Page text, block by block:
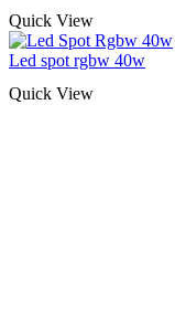
Quick View
Led spot rgbw 40w
Quick View